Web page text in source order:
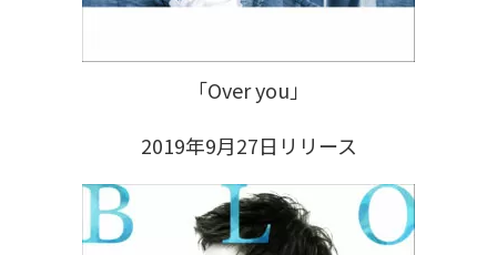
「Over you」
2019年9月27日リリース